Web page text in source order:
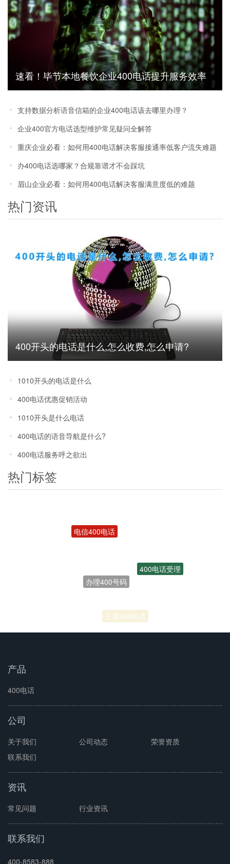
速看！毕节本地餐饮企业400电话提升服务效率
成功案例
支持数据分析语音信箱的企业400电话该去哪里办理？
企业400官方电话选型维护常见疑问全解答
重庆企业必看：如何用400电话解决客服接通率低客户流失难题
办400电话选哪家？合规靠谱才不会踩坑
眉山企业必看：如何用400电话解决客服满意度低的难题
热门资讯
400开头的电话是什么,怎么收费,怎么申请?
1010开头的电话是什么
400电话优惠促销活动
1010开头是什么电话
400电话的语音导航是什么?
400电话服务呼之欲出
热门标签
开通400电话
400电话受理
电信400电话
产品
400电话
公司
关于我们 公司动态
荣誉资质
联系我们
资讯
常见问题 行业资讯
联系我们
400-8583-888